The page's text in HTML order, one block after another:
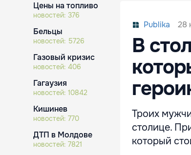
Цены на топливо
новостей: 376
Бельцы
новостей: 5726
Газовый кризис
новостей: 406
Гагаузия
новостей: 10842
Кишинев
новостей: 770
ДТП в Молдове
новостей: 7821
Publika 28
В
Троих
столице.
который